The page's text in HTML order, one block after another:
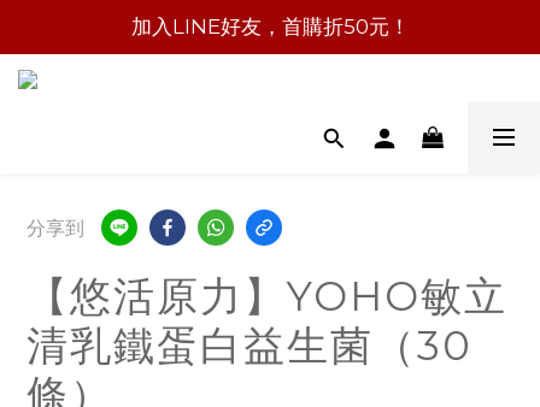
加入LINE好友，首購折50元！
分享到
【悠活原力】YOHO敏立
清乳鐵蛋白益生菌（30
條）